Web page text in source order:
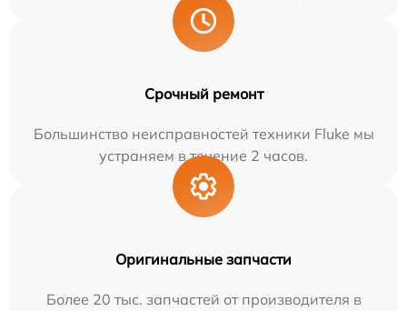
Срочный ремонт
Большинство неисправностей техники Fluke мы
устраняем в течение 2 часов.
Оригинальные запчасти
Более 20 тыс. запчастей от производителя в